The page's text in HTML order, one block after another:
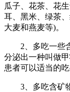
瓜子、花茶、花
耳、黑米、绿茶
大麦和燕麦等)。
2、多吃一些含
分泌出一种叫做
患者可以适当的
3、多吃含矿物